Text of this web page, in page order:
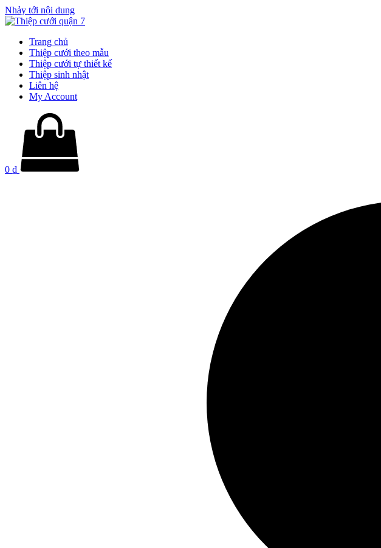
Nhảy tới nội dung
Trang chủ
Thiệp cưới theo mẫu
Thiệp cưới tự thiết kế
Thiệp sinh nhật
Liên hệ
My Account
0 ₫